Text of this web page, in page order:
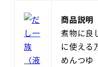
商品説明
煮物に良
に使える
めんつゆ